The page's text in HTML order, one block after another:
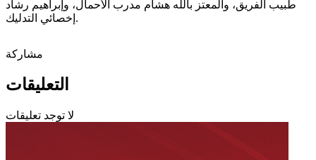
طبيب الفريق، والمعتز بالله هشام مدرب الأحمال، وإبراهيم رشاد
إخصائي التدليك.
مشاركة
التعليقات
لا توجد تعليقات